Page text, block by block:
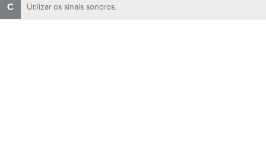
C Utilizar os sinais sonoros.